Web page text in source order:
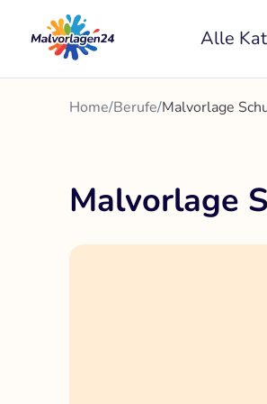
Inhalt
springen
Alle
Home/Berufe/Malvorlage
Malvorlage